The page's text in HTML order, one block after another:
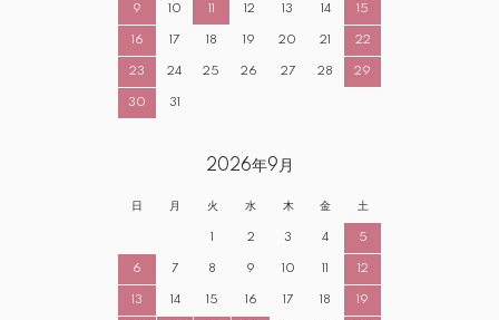
9 10 11 12 13 14 15
16 17 18 19 20 21 22
23 24 25 26 27 28 29
30 31
2026年9月
日 月 火 水 木 金 土
1 2 3 4 5
6 7 8 9 10 11 12
13 14 15 16 17 18 19